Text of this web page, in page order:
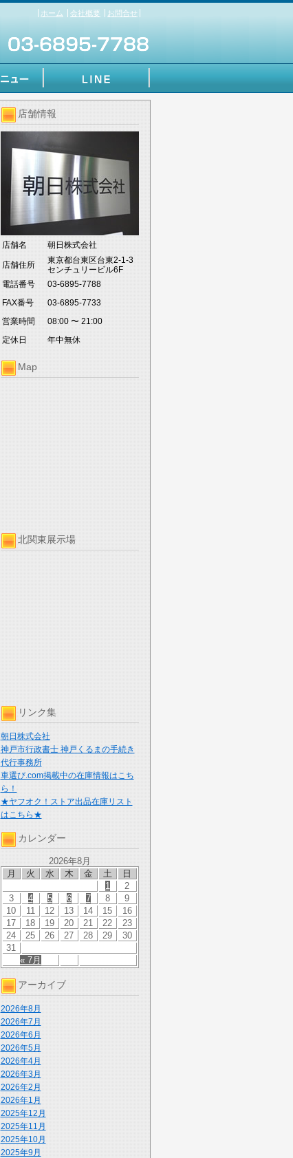
ホーム 会社概要 お問合せ
店舗情報
店舗名 朝日株式会社
店舗住所
東京都台東区台東2-1-3
センチュリービル6F
電話番号
03-6895-7788
FAX番号
03-6895-7733
営業時間
08:00 〜 21:00
定休日
年中無休
Map
北関東展示場
リンク集
朝日株式会社
神戸市行政書士 神戸くるまの手続き
代行事務所
車選び.com掲載中の在庫情報はこち
ら！
★ヤフオク！ストア出品在庫リスト
はこちら★
カレンダー
2026年8月
月
火 水 木 金 土 日
« 7月
1
2
3
4 5 6 7 8
9
10
11 12 13 14 15
16
17
18 19 20 21 22
23
24
25 26 27 28 29
30
31
アーカイブ
2026年8月
2026年7月
2026年6月
2026年5月
2026年4月
2026年3月
2026年2月
2026年1月
2025年12月
2025年11月
2025年10月
2025年9月